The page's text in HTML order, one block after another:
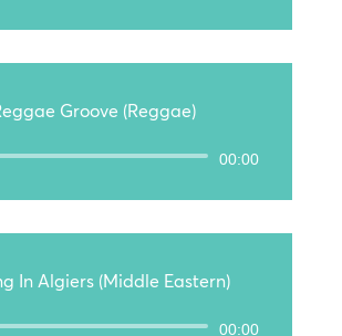
Groove (Reggae)
Audio-
00:00
In Algiers (Middle Eastern)
Audio-
00:00